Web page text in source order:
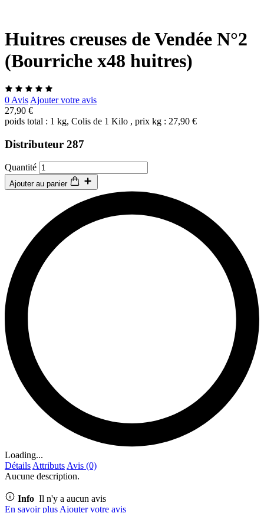
Huitres creuses de Vendée N°2
(Bourriche x48 huitres)
0 Avis Ajouter votre avis
27,90 €
poids total : 1 kg, Colis de 1 Kilo , prix kg : 27,90 €
Distributeur 287
Quantité
Ajouter au panier
Loading...
Détails Attributs Avis (0)
Aucune description.
Info Il n'y a aucun avis
En savoir plus Ajouter votre avis